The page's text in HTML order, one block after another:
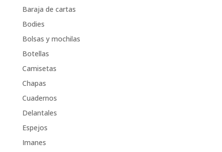
Baraja de cartas
Bodies
Bolsas y mochilas
Botellas
Camisetas
Chapas
Cuadernos
Delantales
Espejos
Imanes